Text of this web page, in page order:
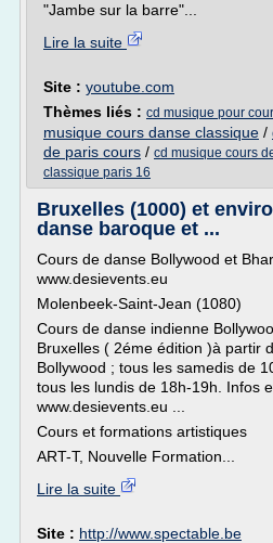
"Jambe sur la barre"...
Lire la suite
Site : youtube.com
Thèmes liés : cd musique pour
musique cours danse classique /
de paris cours / cd musique cours
classique paris 16
Bruxelles (1000) et
danse baroque et ...
Cours de danse Bollywood et
www.desievents.eu
Molenbeek-Saint-Jean (1080)
Cours de danse indienne
Bruxelles ( 2éme édition )à partir
Bollywood ; tous les samedis de
tous les lundis de 18h-19h. Infos
www.desievents.eu ...
Cours et formations artistiques
ART-T, Nouvelle Formation...
Lire la suite
Site : http://www.spectable.be